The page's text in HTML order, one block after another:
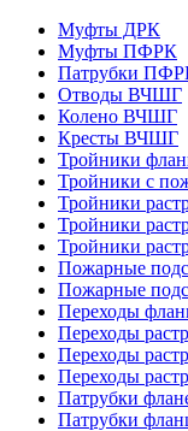
Муфты ДРК
Муфты ПФРК
Патрубки
Отводы ВЧШГ
Колено ВЧШГ
Кресты ВЧШГ
Тройники
Тройники с
Тройники
Тройники
Тройники
Пожарные
Пожарные
Переходы
Переходы
Переходы
Переходы
Патрубки
Патрубки